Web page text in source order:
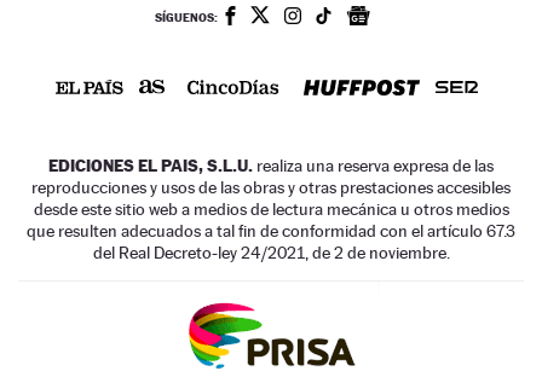
SÍGUENOS:
EDICIONES EL PAIS, S.L.U. realiza una reserva expresa de las
reproducciones y usos de las obras y otras prestaciones accesibles
desde este sitio web a medios de lectura mecánica u otros medios
que resulten adecuados a tal fin de conformidad con el artículo 67.3
del Real Decreto-ley 24/2021, de 2 de noviembre.